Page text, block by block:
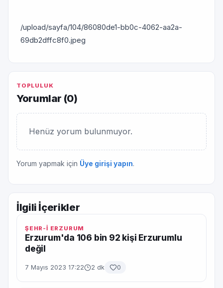
/upload/sayfa/104/86080de1-bb0c-4062-aa2a-
69db2dffc8f0.jpeg
TOPLULUK
Yorumlar (0)
Henüz yorum bulunmuyor.
Yorum yapmak için Üye girişi yapın.
İlgili İçerikler
ŞEHR-İ ERZURUM
Erzurum'da 106 bin 92 kişi Erzurumlu
değil
7 Mayıs 2023 17:22 2 dk 0